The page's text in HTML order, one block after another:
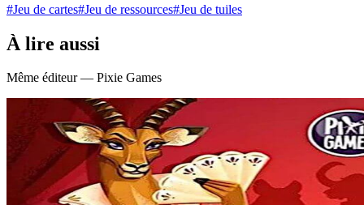
#Jeu de cartes#Jeu de ressources#Jeu de tuiles
À lire aussi
Même éditeur — Pixie Games